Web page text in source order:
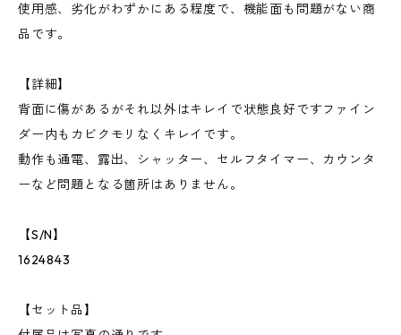
使用感、劣化がわずかにある程度で、機能面も問題がない商
品です。
【詳細】
背面に傷があるがそれ以外はキレイで状態良好ですファイン
ダー内もカビクモリなくキレイです。
動作も通電、露出、シャッター、セルフタイマー、カウンタ
ーなど問題となる箇所はありません。
【S/N】
1624843
【セット品】